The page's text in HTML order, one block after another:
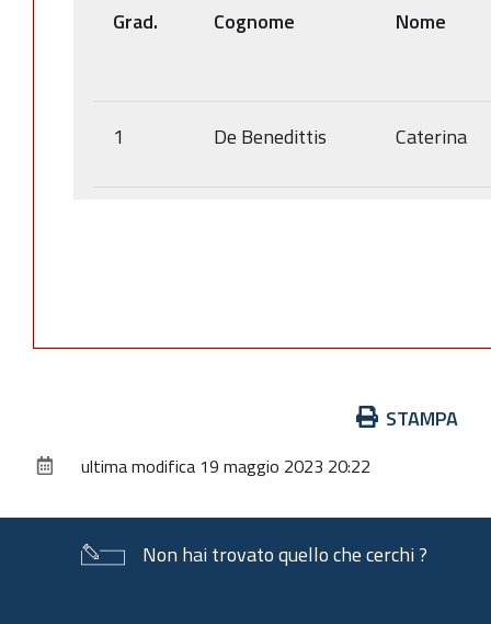
Grad. Cognome Nome
1 De Benedittis Caterina
documento
STAMPA
ultima modifica 19 maggio 2023 20:22
Non hai trovato quello che cerchi ?